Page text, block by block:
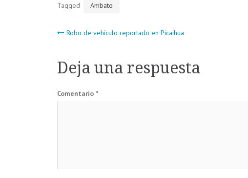
Tagged Ambato
Navegación
de
entradas
Robo de vehículo reportado en Picaihua
Deja una respuesta
Comentario *